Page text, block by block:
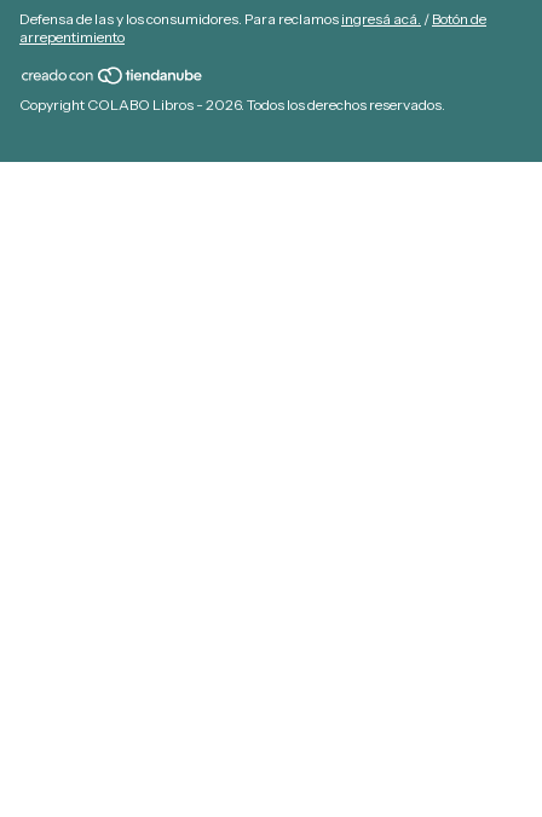
Defensa de las y los consumidores. Para reclamos ingresá acá. / Botón de
arrepentimiento
Copyright COLABO Libros - 2026. Todos los derechos reservados.